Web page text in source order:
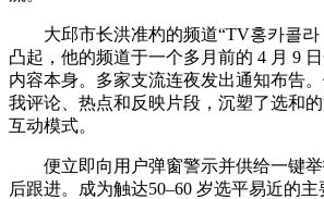
大邱市长洪准杓的频道“TV홍카콜라
凸起，他的频道于一个多月前的 4 月 9
内容本身。多家支流连夜发出通知布告
我评论、热点和反映片段，沉塑了选和
互动模式。
便立即向用户弹窗警示并供给一键举
后跟进。成为触达50–60 岁选平易近的